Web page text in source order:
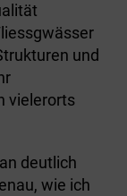
und
vielerorts
deutlich
wie ich